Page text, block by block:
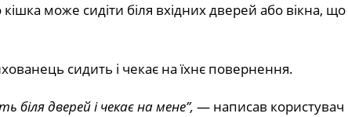
може сидіти біля вхідних дверей або вікна, що
сидить і чекає на їхнє повернення.
дверей і чекає на мене”, — написав користувач